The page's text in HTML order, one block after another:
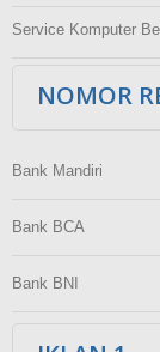
Service Komputer
NOMOR
Bank Mandiri
Bank BCA
Bank BNI